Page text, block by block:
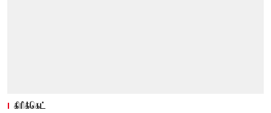
கிரிக்கெட்